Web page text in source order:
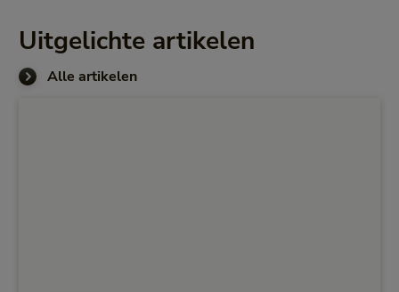
Uitgelichte artikelen
Alle artikelen